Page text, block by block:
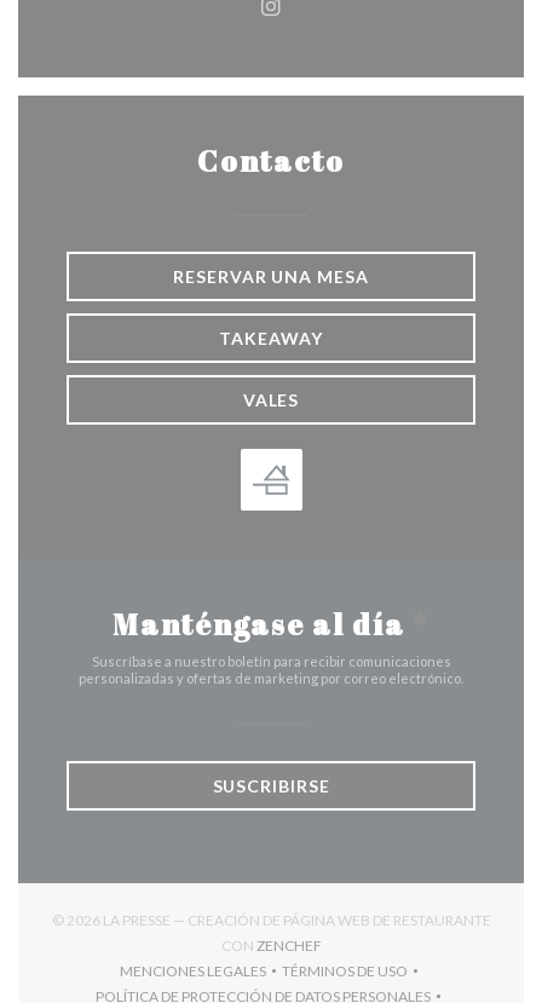
Instagram ((abre en una
Contacto
RESERVAR UNA MESA
TAKEAWAY
VALES
Manténgase al día
Suscríbase a nuestro boletín para recibir comunicaciones
personalizadas y ofertas de marketing por correo electrónico.
SUSCRIBIRSE
© 2026 LA PRESSE — CREACIÓN DE PÁGINA WEB DE RESTAURANTE
CON ZENCHEF((ABRE EN UNA NUEVA
MENCIONES LEGALES
((ABRE EN UNA NUEVA VENTANA))
TÉRMINOS DE USO
((ABRE EN UNA NUEVA
POLÍTICA DE PROTECCIÓN DE DATOS PERSONALES